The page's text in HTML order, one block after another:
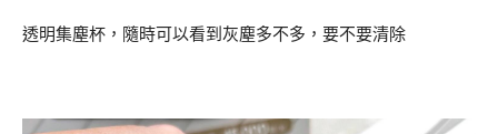
透明集塵杯，隨時可以看到灰塵多不多，要不要清除